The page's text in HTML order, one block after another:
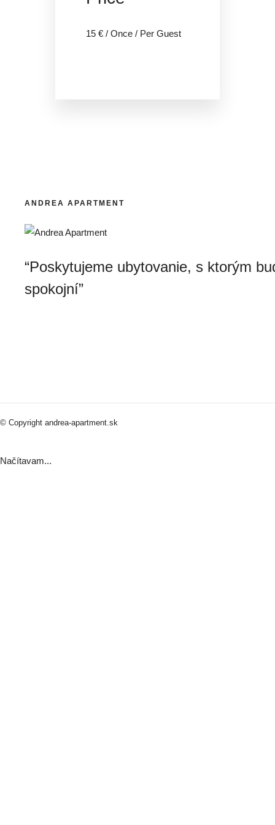
15 € / Once / Per Guest
ANDREA APARTMENT
“Poskytujeme ubytovanie, s ktorým
spokojní”
© Copyright andrea-apartment.sk
Načítavam...